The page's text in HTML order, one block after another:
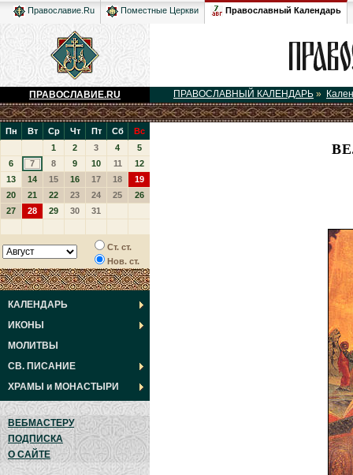
Православие.Ru Поместные Церкви Православный Календарь
ПРАВОСЛАВИЕ.RU ПРАВОСЛАВНЫЙ КАЛЕНДАРЬ »
Пн Вт Ср Чт Пт Сб
Вс
1
2 3 4
5
6
7 8 9 10 11
12
13
14 15 16 17 18
19
20
21 22 23 24 25
26
27
28 29 30 31
Ст. ст.
Нов. ст.
КАЛЕНДАРЬ
ИКОНЫ
МОЛИТВЫ
СВ. ПИСАНИЕ
ХРАМЫ и МОНАСТЫРИ
ВЕБМАСТЕРУ
ПОДПИСКА
О САЙТЕ